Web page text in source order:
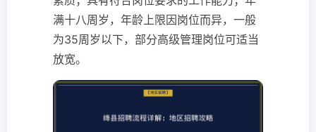
满十八周岁，年龄上限因岗位而异，一般
为35周岁以下，部分高级管理岗位可适当
放宽。